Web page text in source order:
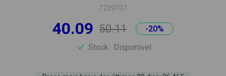
7239707
40.09 50.11
-20%
Stock: Disponível